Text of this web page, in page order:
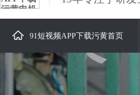
91短视频APP下载污黄首页
关于91短视频APP下载污黄